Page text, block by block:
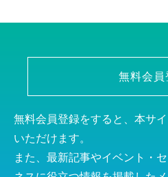
無料会員
無料会員登録をすると、本サ
いただけます。
また、最新記事やイベント・